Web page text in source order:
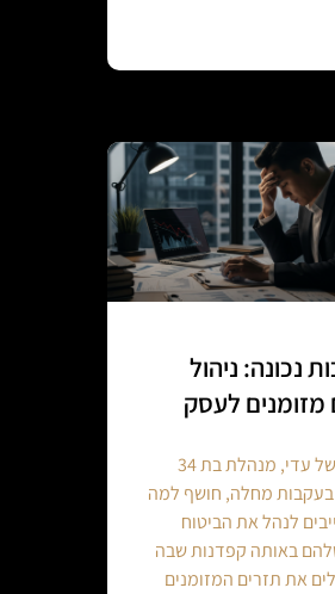
נכונה: ניהול
מזומנים לעסק
הסיפור של עדי, מנהלת בת 34
מחלה, חושף למה
לנהל את הביטוח
באותה קפדנות שבה
את תזרים המזומנים